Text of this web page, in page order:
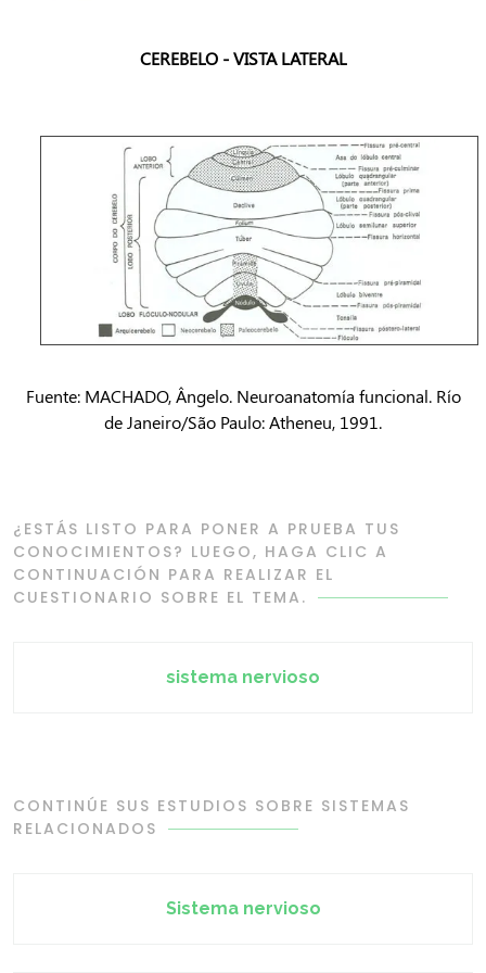
CEREBELO - VISTA LATERAL
Fuente: MACHADO, Ângelo. Neuroanatomía funcional. Río
de Janeiro/São Paulo: Atheneu, 1991.
¿ESTÁS LISTO PARA PONER A PRUEBA TUS
CONOCIMIENTOS? LUEGO, HAGA CLIC A
CONTINUACIÓN PARA REALIZAR EL
CUESTIONARIO SOBRE EL TEMA.
sistema nervioso
CONTINÚE SUS ESTUDIOS SOBRE SISTEMAS
RELACIONADOS
Sistema nervioso